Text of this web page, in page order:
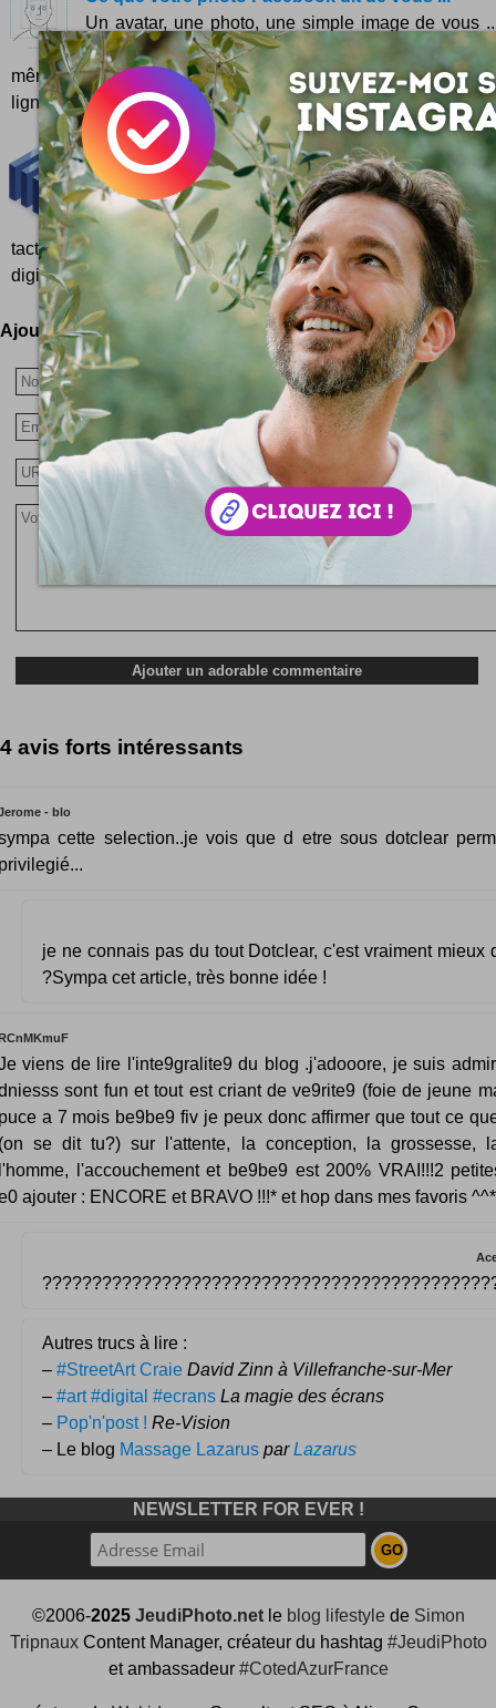
Un avatar, une photo, une simple image de vous
dire beaucoup sur les réseaux sociaux ! Parce
même un peu mondial Facebook, voyez-vous ... Alors faut
ligne n'import...
Tips & astuces Facebook
Facebook avec des bonnes astuces de sioux, c'est
bien meilleur ! On se fait un petit tour
tactiques SMO millésime 2017 ? Si vous travaillez dans
digital (oui c'est comme ça qu'on dit), vous aurez pu noter
Ajoutez votre avis !
4 avis forts intéressants
- blo
cette selection..je vois que d etre sous dotclear
je ne connais pas du tout Dotclear, c'est vraiment mieux
?Sympa cet article, très bonne idée !
viens de lire l'inte9gralite9 du blog .j'adooore, je suis
sont fun et tout est criant de ve9rite9 (foie de jeune
a 7 mois be9be9 fiv je peux donc affirmer que tout ce
se dit tu?) sur l'attente, la conception, la grossesse,
l'accouchement et be9be9 est 200% VRAI!!!2
ajouter : ENCORE et BRAVO !!!* et hop dans mes favoris ^^*
Autres trucs à lire :
– #StreetArt Craie David Zinn à Villefranche-sur-Mer
– #art #digital #ecrans La magie des écrans
– Pop'n'post ! Re-Vision
– Le blog Massage Lazarus parLazarus
NEWSLETTER FOR EVER !
©2006-2025 JeudiPhoto.netle blog lifestylede Simon
TripnauxContent Manager, créateur du hashtag #JeudiPhoto
et ambassadeur #CotedAzurFrance